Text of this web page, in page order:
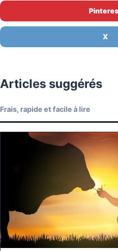
X
Articles suggérés
Frais, rapide et facile à lire